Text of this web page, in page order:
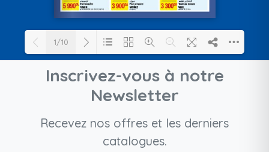
Loading PDF 38% ...
1/10
Inscrivez-vous à notre
Newsletter
Recevez nos offres et les derniers
catalogues.